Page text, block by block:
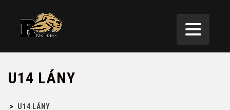
U14 LÁNY
> U14 LÁNY